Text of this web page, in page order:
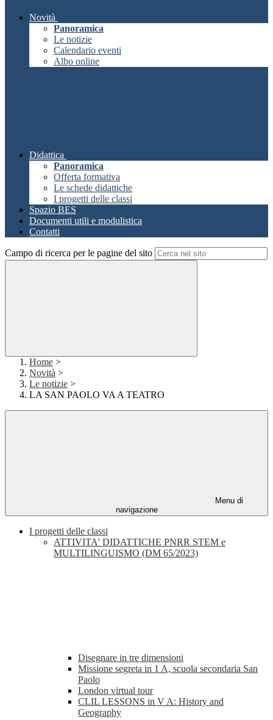
Novità
Panoramica
Le notizie
Calendario eventi
Albo online
Didattica
Panoramica
Offerta formativa
Le schede didattiche
I progetti delle classi
Spazio BES
Documenti utili e modulistica
Contatti
Campo di ricerca per le pagine del sito
Home >
Novità >
Le notizie >
LA SAN PAOLO VA A TEATRO
Menu di
navigazione
I progetti delle classi
ATTIVITA' DIDATTICHE PNRR STEM e
MULTILINGUISMO (DM 65/2023)
Disegnare in tre dimensioni
Missione segreta in 1 A, scuola secondaria San
Paolo
London virtual tour
CLIL LESSONS in V A: History and
Geography